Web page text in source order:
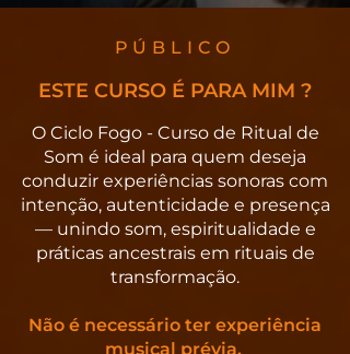
PÚBLICO
ESTE CURSO É PARA MIM ?
O Ciclo Fogo - Curso de Ritual de
Som é ideal para quem deseja
conduzir experiências sonoras com
intenção, autenticidade e presença
— unindo som, espiritualidade e
práticas ancestrais em rituais de
transformação.
Não é necessário ter experiência
musical prévia.